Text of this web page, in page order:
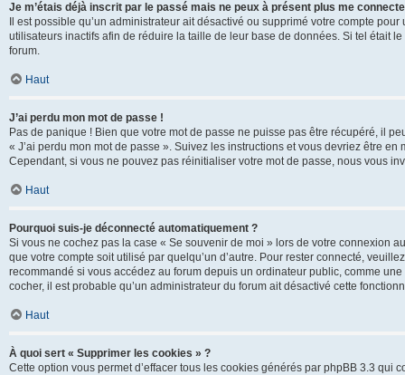
Je m’étais déjà inscrit par le passé mais ne peux à présent plus me
Il est possible qu’un administrateur ait désactivé ou supprimé votre compte
utilisateurs inactifs afin de réduire la taille de leur base de données. Si tel était
forum.
Haut
J’ai perdu mon mot de passe !
Pas de panique ! Bien que votre mot de passe ne puisse pas être récupéré, il
« J’ai perdu mon mot de passe ». Suivez les instructions et vous devriez être
Cependant, si vous ne pouvez pas réinitialiser votre mot de passe, nous vous
Haut
Pourquoi suis-je déconnecté automatiquement ?
Si vous ne cochez pas la case « Se souvenir de moi » lors de votre connexion
que votre compte soit utilisé par quelqu’un d’autre. Pour rester connecté,
recommandé si vous accédez au forum depuis un ordinateur public, comme
cocher, il est probable qu’un administrateur du forum ait désactivé cette
Haut
À quoi sert « Supprimer les cookies » ?
Cette option vous permet d’effacer tous les cookies générés par phpBB 3.3